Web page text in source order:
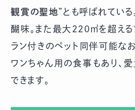
観賞の聖地”とも呼ばれてい
醐味。また最大220㎡を超える
ラン付きのペット同伴可能な
ワンちゃん用の食事もあり、
できます。